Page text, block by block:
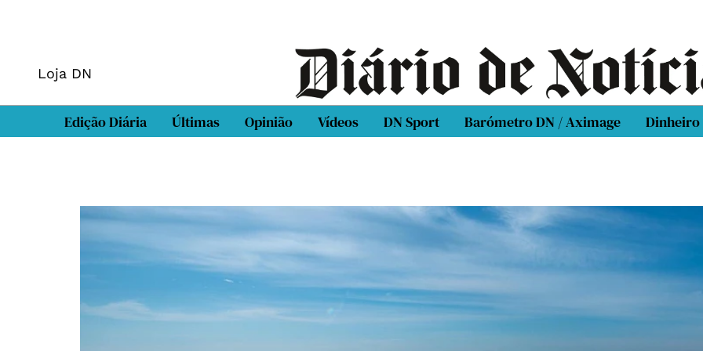
Loja DN
Edição Diária Últimas Opinião Vídeos DN Sport Barómetro DN / Aximage Dinheiro